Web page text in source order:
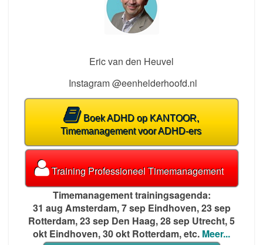
Eric van den Heuvel
Instagram @eenhelderhoofd.nl
Boek ADHD op KANTOOR,
Timemanagement voor ADHD-ers
Training Professioneel Timemanagement
Timemanagement trainingsagenda:
31 aug Amsterdam, 7 sep Eindhoven, 23 sep
Rotterdam, 23 sep Den Haag, 28 sep Utrecht, 5
okt Eindhoven, 30 okt Rotterdam, etc. Meer...